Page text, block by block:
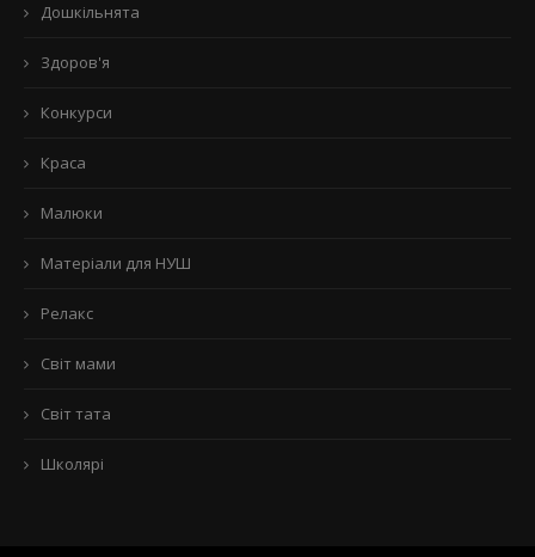
Дошкільнята
Здоров'я
Конкурси
Краса
Малюки
Матеріали для НУШ
Релакс
Світ мами
Світ тата
Школярі